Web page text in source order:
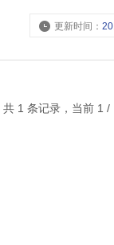
更新时间：
共 1 条记录，当前 1